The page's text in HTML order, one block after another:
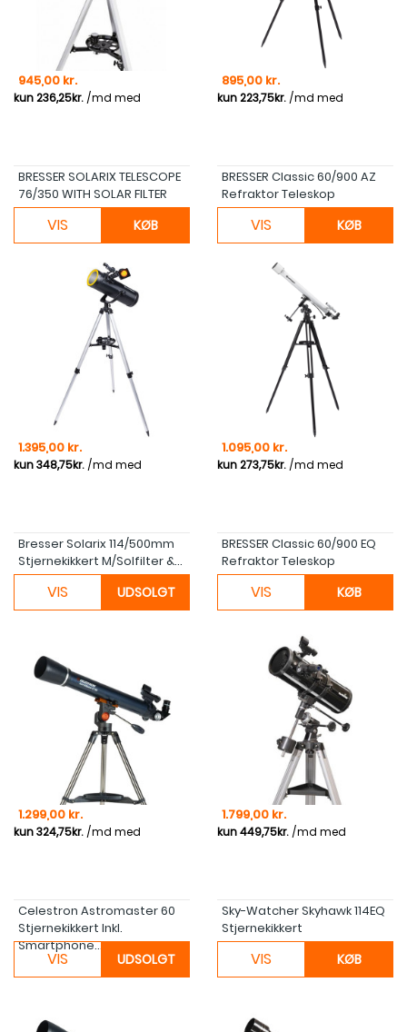
Pris
945,00 kr.
BRESSER SOLARIX TELESCOPE
76/350 WITH SOLAR FILTER
VIS KØB
Pris
895,00 kr.
BRESSER Classic 60/900 AZ
Refraktor Teleskop
VIS KØB
Pris
1.395,00 kr.
Bresser Solarix 114/500mm
Stjernekikkert M/Solfilter &...
VIS UDSOLGT
Pris
1.095,00 kr.
BRESSER Classic 60/900 EQ
Refraktor Teleskop
VIS KØB
Pris
1.299,00 kr.
Celestron Astromaster 60
Stjernekikkert Inkl.
Smartphone...
VIS UDSOLGT
Pris
1.799,00 kr.
Sky-Watcher Skyhawk 114EQ
Stjernekikkert
VIS KØB